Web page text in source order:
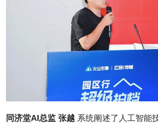
同济堂AI总监 张越 系统阐述了人工智能